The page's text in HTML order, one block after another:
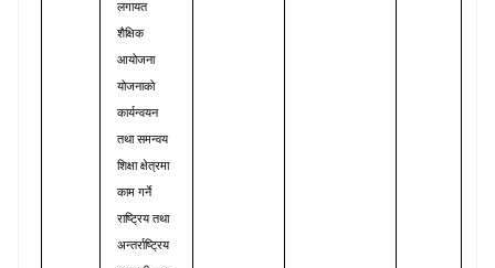
लगायत
शैक्षिक
आयोजना
योजनाको
कार्यन्वयन
तथा समन्वय
शिक्षा क्षेत्रमा
काम गर्ने
राष्ट्रिय तथा
अन्तर्राष्ट्रिय